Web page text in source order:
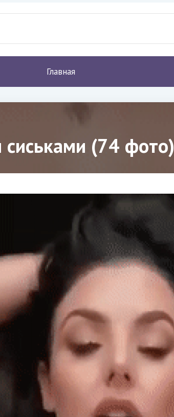
Главная
сиськами (74 фото)